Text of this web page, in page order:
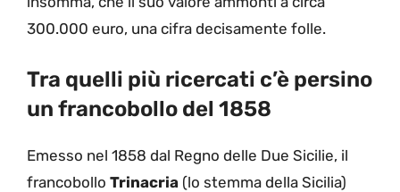
300.000 euro, una cifra decisamente folle.
Tra quelli più ricercati c’è persino
un francobollo del 1858
Emesso nel 1858 dal Regno delle Due Sicilie, il
francobollo Trinacria (lo stemma della Sicilia)